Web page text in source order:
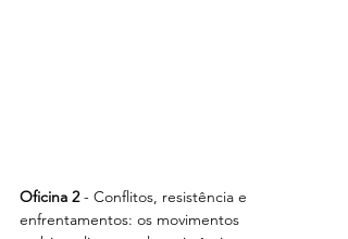
Oficina 2 - Conflitos, resistência e
enfrentamentos: os movimentos